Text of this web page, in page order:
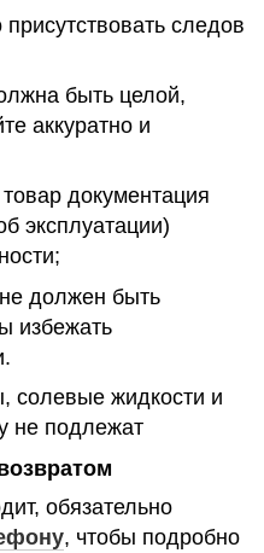
следов
быть целой,
аккуратно и
документация
эксплуатации)
должен быть
избежать
солевые жидкости и
не подлежат
обязательно
, чтобы подробно